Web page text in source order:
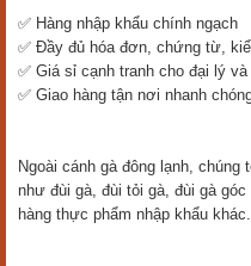
✅ Hàng nhập khẩu chính ngạch
✅ Đầy đủ hóa đơn, chứng từ,
✅ Giá sỉ cạnh tranh cho đại lý và
✅ Giao hàng tận nơi nhanh
Ngoài cánh gà đông lạnh, chúng
như đùi gà, đùi tỏi gà, đùi gà
hàng thực phẩm nhập khẩu khác.